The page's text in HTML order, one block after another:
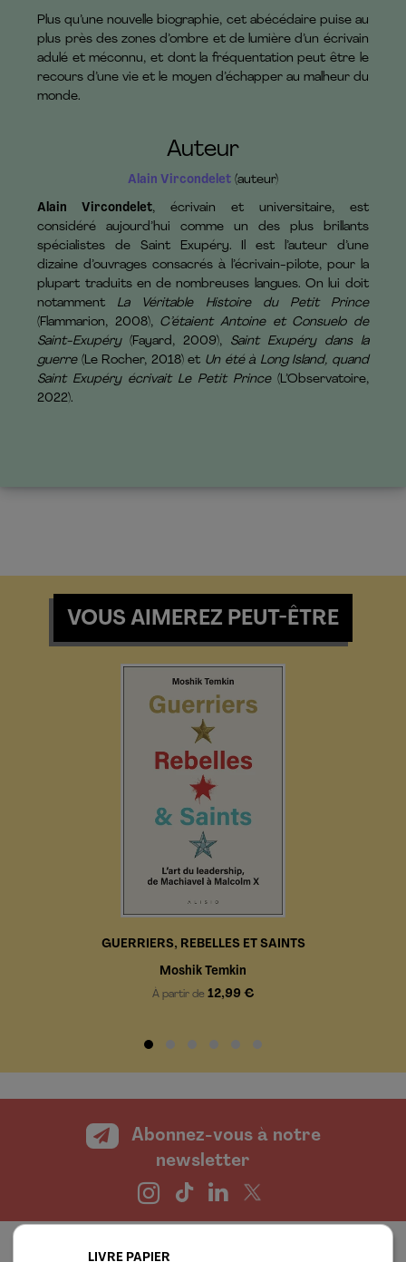
LIVRE PAPIER
Plus qu’une nouvelle biographie, cet abécédaire puise au
plus près des zones d’ombre et de lumière d’un écrivain
adulé et méconnu, et dont la fréquentation peut être le
recours d’une vie et le moyen d’échapper au malheur du
monde.
Auteur
Alain Vircondelet(auteur)
Alain Vircondelet, écrivain et universitaire, est
considéré aujourd’hui comme un des plus brillants
spécialistes de Saint Exupéry. Il est l’auteur d’une
dizaine d’ouvrages consacrés à l’écrivain-pilote, pour la
plupart traduits en de nombreuses langues. On lui doit
notamment La Véritable Histoire du Petit Prince
(Flammarion, 2008),C’étaient Antoine et Consuelo de
Saint-Exupéry(Fayard, 2009), Saint Exupéry dans la
guerre(Le Rocher, 2018) et Un été à Long Island, quand
Saint Exupéry écrivait Le Petit Prince(L’Observatoire,
2022).
VOUS AIMEREZ PEUT-ÊTRE
GUERRIERS, REBELLES ET SAINTS
Moshik Temkin
À partir de 12,99 €
Abonnez-vous à notre
newsletter